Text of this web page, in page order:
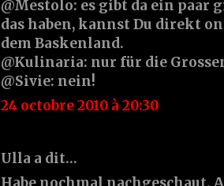
@Mestolo: es gibt da ein paar
das haben, kannst Du direkt
dem Baskenland.
@Kulinaria: nur für die
@Sivie: nein!
24 octobre 2010 à 20:30
Ulla a dit…